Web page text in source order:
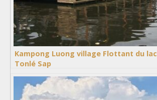
Kampong Luong village Flottant du lac
Tonlé Sap